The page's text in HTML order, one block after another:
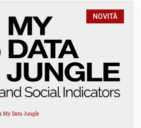
NOVITÀ
My Data Jungle